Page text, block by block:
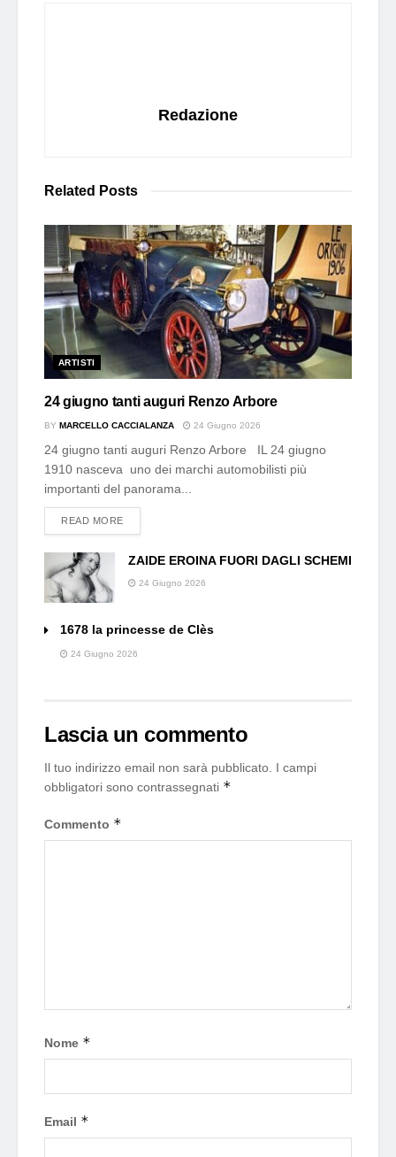
Redazione
Related Posts
ARTISTI
24 giugno tanti auguri Renzo Arbore
BY MARCELLO CACCIALANZA 24 Giugno 2026
24 giugno tanti auguri Renzo Arbore IL 24 giugno
1910 nasceva uno dei marchi automobilisti più
importanti del panorama...
READ MOREDETAILS
ZAIDE EROINA FUORI DAGLI SCHEMI
24 Giugno 2026
1678 la princesse de Clès
24 Giugno 2026
Lascia un commento
Il tuo indirizzo email non sarà pubblicato. I campi
obbligatori sono contrassegnati *
Commento *
Nome *
Email *